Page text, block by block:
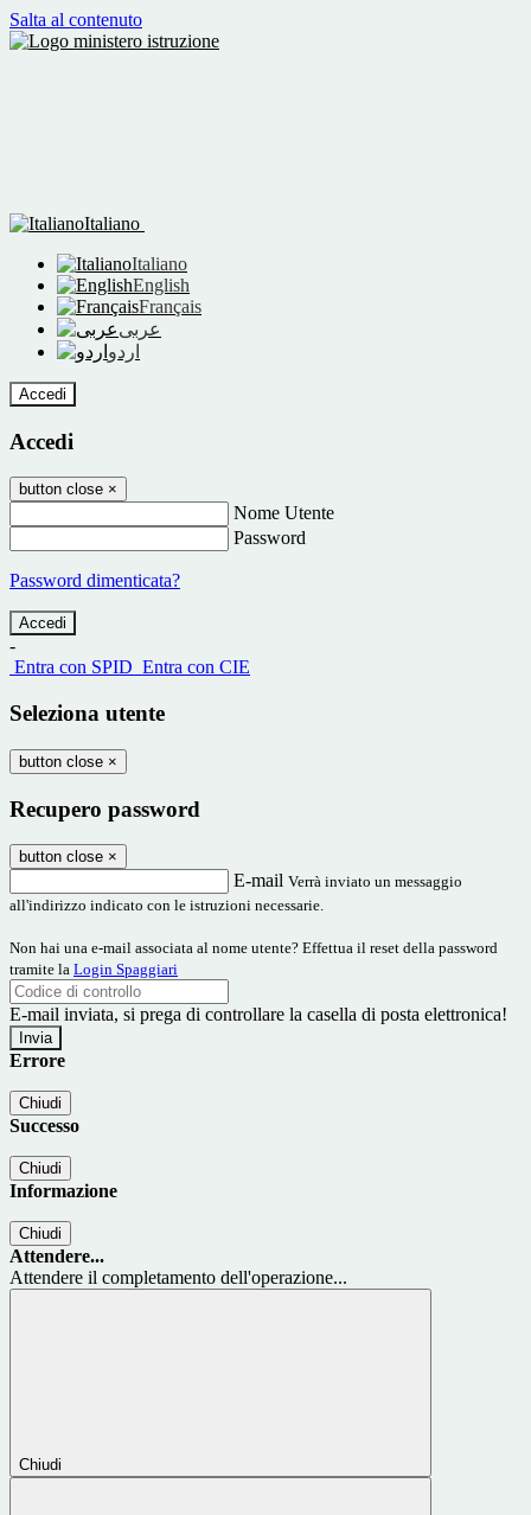
Salta al contenuto
Italiano
Italiano
English
Français
عربى
اردو
Accedi
Accedi
button close ×
Nome Utente
Password
Password dimenticata?
-
Entra con SPID Entra con CIE
Seleziona utente
button close ×
Recupero password
button close ×
E-mail Verrà inviato un messaggio
all'indirizzo indicato con le istruzioni necessarie.
Non hai una e-mail associata al nome utente? Effettua il reset della password
tramite la Login Spaggiari
E-mail inviata, si prega di controllare la casella di posta elettronica!
Errore
Chiudi
Successo
Chiudi
Informazione
Chiudi
Attendere...
Attendere il completamento dell'operazione...
Chiudi